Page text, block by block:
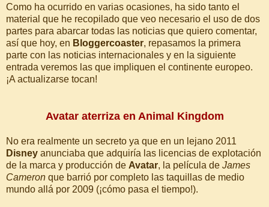
Como ha ocurrido en varias ocasiones, ha sido tanto el
material que he recopilado que veo necesario el uso de dos
partes para abarcar todas las noticias que quiero comentar,
así que hoy, en Bloggercoaster, repasamos la primera
parte con las noticias internacionales y en la siguiente
entrada veremos las que impliquen el continente europeo.
¡A actualizarse tocan!
Avatar aterriza en Animal Kingdom
No era realmente un secreto ya que en un lejano 2011
Disney anunciaba que adquiría las licencias de explotación
de la marca y producción de Avatar, la película de James
Cameron que barrió por completo las taquillas de medio
mundo allá por 2009 (¡cómo pasa el tiempo!).